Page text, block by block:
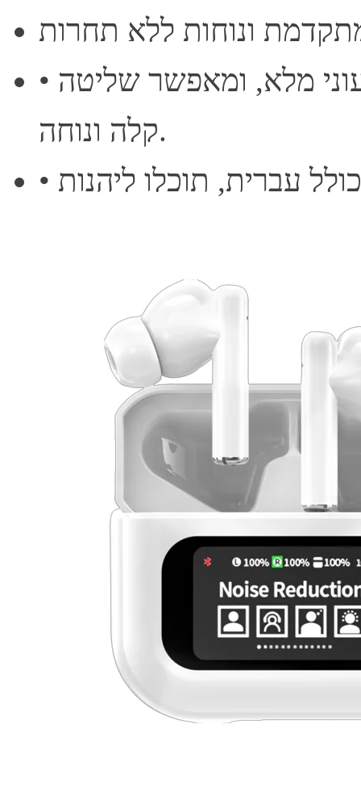
• הקייס החכם מצויד במסך טאץ' צבעוני מלא, ומאפשר שליטה
קלה ונוחה.